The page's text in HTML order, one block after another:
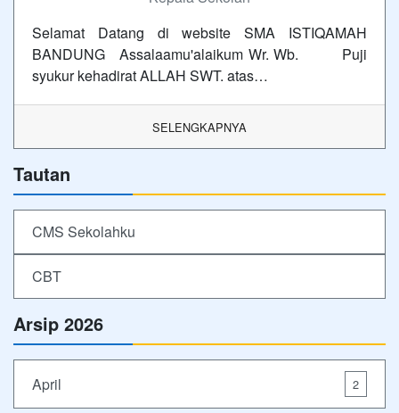
Selamat Datang di website SMA ISTIQAMAH
BANDUNG Assalaamu'alaikum Wr. Wb. Puji
syukur kehadirat ALLAH SWT. atas…
SELENGKAPNYA
Tautan
CMS Sekolahku
CBT
Arsip 2026
April 2